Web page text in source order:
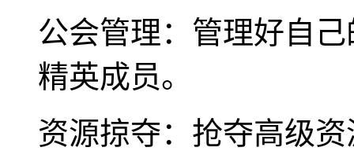
公会管理：管理好自
精英成员。
资源掠夺：抢夺高级